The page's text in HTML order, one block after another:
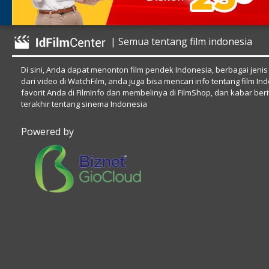
Jakarta mendapat banjir. Semua petugas
tambahan petugas. Sisi, Radit dan Dipo pun
| Semua tentang film indonesia
Di sini, Anda dapat menonton film pendek Indonesia, berbagai
dari video di WatchFilm, anda juga bisa mencari info tentang film
favorit Anda di FilmInfo dan membelinya di FilmShop, dan kabar
terakhir tentang sinema Indonesia
Powered by